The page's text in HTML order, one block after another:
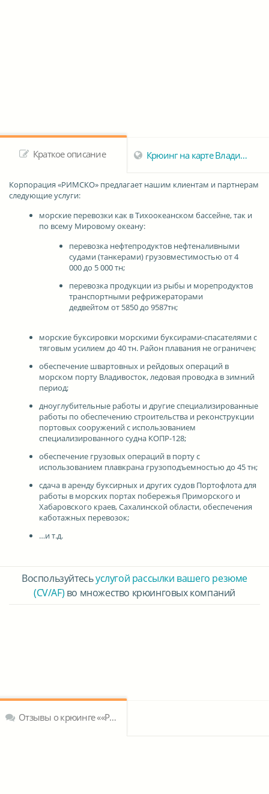
Краткое описание Крюинг на карте Владивостока
Корпорация «РИМСКО» предлагает нашим клиентам и партнерам
следующие услуги:
морские перевозки как в Тихоокеанском бассейне, так и
по всему Мировому океану:
перевозка нефтепродуктов нефтеналивными
судами (танкерами) грузовместимостью от 4
000 до 5 000 тн;
перевозка продукции из рыбы и морепродуктов
транспортными рефрижераторами
дедвейтом от 5850 до 9587тн;
морские буксировки морскими буксирами-спасателями с
тяговым усилием до 40 тн. Район плавания не ограничен;
обеспечение швартовных и рейдовых операций в
морском порту Владивосток, ледовая проводка в зимний
период;
дноуглубительные работы и другие специализированные
работы по обеспечению строительства и реконструкции
портовых сооружений с использованием
специализированного судна КОПР-128;
обеспечение грузовых операций в порту с
использованием плавкрана грузоподъемностью до 45 тн;
сдача в аренду буксирных и других судов Портофлота для
работы в морских портах побережья Приморского и
Хабаровского краев, Сахалинской области, обеспечения
каботажных перевозок;
…и т.д.
Воспользуйтесьуслугой рассылки вашего резюме
(CV/AF) во множество крюинговых компаний
Отзывы о крюинге ««РИМСКО» ЗАО Судоходная компания»